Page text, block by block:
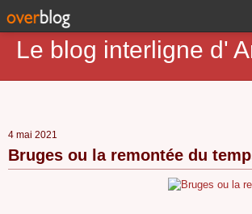
Le blog interligne d'
4 mai 2021
Bruges ou la remontée du